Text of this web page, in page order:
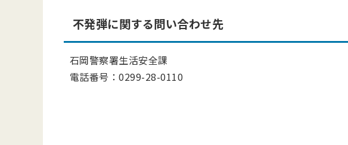
不発弾に関する問い合わせ先
石岡警察署生活安全課
電話番号：0299-28-0110